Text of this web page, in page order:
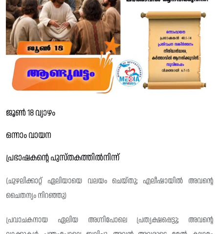
ജൂൺ 18 വ്യാഴം
ഒന്നാം വായന
പ്രഭാഷകന്റെ പുസ്‌തകത്തിൽനിന്ന്
(ചുഴലിക്കാറ്റ് ഏലിയായെ വലയം ചെയ്തു; എലീഷായിൽ അവന്റെ
ചൈതന്യം നിറഞ്ഞു)
പ്രവാചകനായ ഏലിയ അഗ്നിപോലെ പ്രത്യക്ഷപ്പെട്ടു; അവന്റെ